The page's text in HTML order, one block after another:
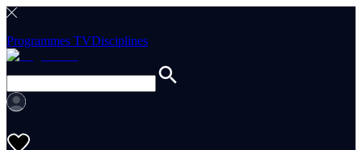
Programmes TVDisciplines